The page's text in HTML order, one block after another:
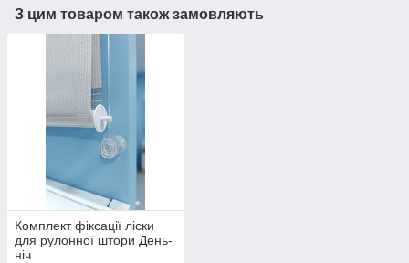
З цим товаром також замовляють
Комплект фіксації ліски
для рулонної штори День-
ніч